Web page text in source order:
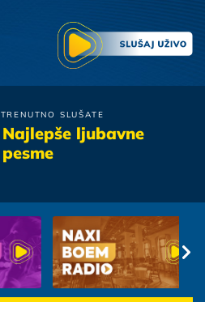
TRENUTNO SLUŠATE
Najlepše ljubavne
pesme
Moby Dick